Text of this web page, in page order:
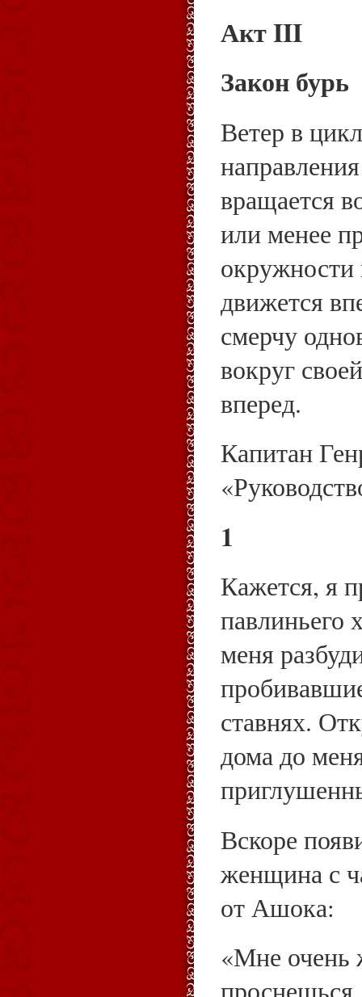
Акт III
Закон бурь
Ветер в
вращается
или менее
движется
смерчу
вокруг
вперед.
Капитан
1
Кажется, я
павлиньего
меня
ставнях.
дома до
Вскоре
женщина с
от Ашока:
«Мне очень